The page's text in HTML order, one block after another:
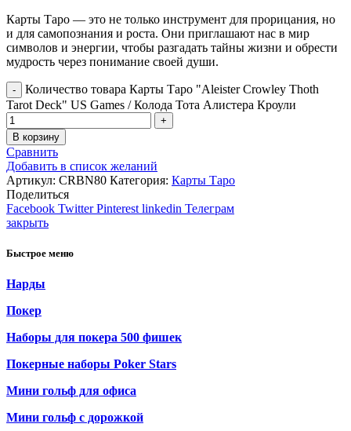
Карты Таро — это не только инструмент для прорицания, но
и для самопознания и роста. Они приглашают нас в мир
символов и энергии, чтобы разгадать тайны жизни и обрести
мудрость через понимание своей души.
Количество товара Карты Таро "Aleister Crowley Thoth
Tarot Deck" US Games / Колода Тота Алистера Кроули
В корзину
Сравнить
Добавить в список желаний
Артикул: CRBN80 Категория: Карты Таро
Поделиться
Facebook Twitter Pinterest linkedin Телеграм
закрыть
Быстрое меню
Нарды
Покер
Наборы для покера 500 фишек
Покерные наборы Poker Stars
Мини гольф для офиса
Мини гольф с дорожкой